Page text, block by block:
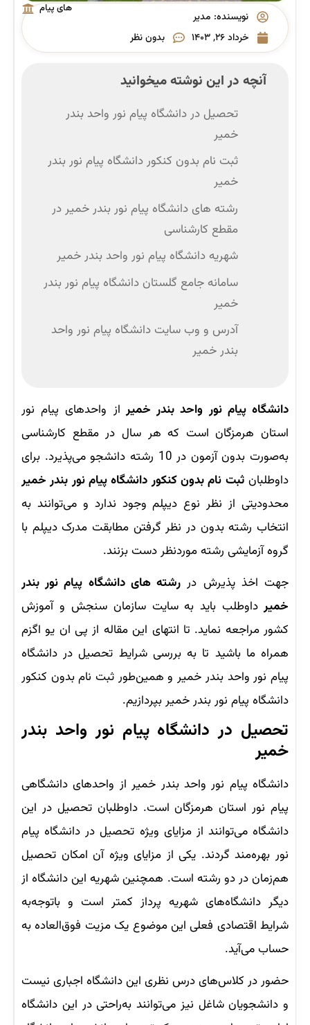
نویسنده: مدیر
خرداد ۲۶, ۱۴۰۳
بدون نظر
های پیام
آنچه در این نوشته میخوانید
تحصیل در دانشگاه پیام نور واحد بندر
خمیر
ثبت نام بدون کنکور دانشگاه پیام نور بندر
خمیر
رشته‌ های دانشگاه پیام نور بندر خمیر در
مقطع کارشناسی
شهریه دانشگاه پیام نور واحد بندر خمیر
سامانه جامع گلستان دانشگاه پیام نور بندر
خمیر
آدرس و وب‌ سایت دانشگاه پیام نور واحد
بندر خمیر
دانشگاه پیام نور واحد بندر خمیر از واحدهای پیام نور
استان هرمزگان است که هر سال در مقطع کارشناسی
به‌صورت بدون آزمون در 10 رشته دانشجو می‌پذیرد. برای
داوطلبانثبت نام بدون کنکور دانشگاه پیام نور بندر خمیر
محدودیتی از نظر نوع دیپلم وجود ندارد و می‌توانند به
انتخاب رشته بدون در نظر گرفتن مطابقت مدرک دیپلم با
گروه آزمایشی رشته موردنظر دست بزنند.
جهت اخذ پذیرش در رشته های دانشگاه پیام نور بندر
خمیر داوطلب باید به سایت سازمان سنجش و آموزش
کشور مراجعه نماید. تا انتهای این مقاله از پی ان یو اگزم
همراه ما باشید تا به بررسی شرایط تحصیل در دانشگاه
پیام نور واحد بندر خمیر و همین‌طور ثبت نام بدون کنکور
دانشگاه پیام نور بندر خمیر بپردازیم.
تحصیل در دانشگاه پیام نور واحد بندر
خمیر
دانشگاه پیام نور واحد بندر خمیر از واحدهای دانشگاهی
پیام نور استان هرمزگان است. داوطلبان تحصیل در این
دانشگاه می‌توانند از مزایای ویژه تحصیل در دانشگاه پیام
نور بهره‌مند گردند. یکی از مزایای ویژه آن امکان تحصیل
هم‌زمان در دو رشته است. همچنین شهریه این دانشگاه از
دیگر دانشگاه‌های شهریه پرداز کمتر است و باتوجه‌به
شرایط اقتصادی فعلی این موضوع یک مزیت فوق‌العاده به
حساب می‌آید.
حضور در کلاس‌های درس نظری این دانشگاه اجباری نیست
و دانشجویان شاغل نیز می‌توانند به‌راحتی در این دانشگاه